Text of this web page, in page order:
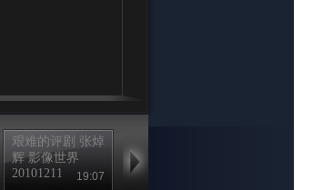
艰难的评剧 张焯
辉 影像世界
20101211
19:07
影像世界
20101204